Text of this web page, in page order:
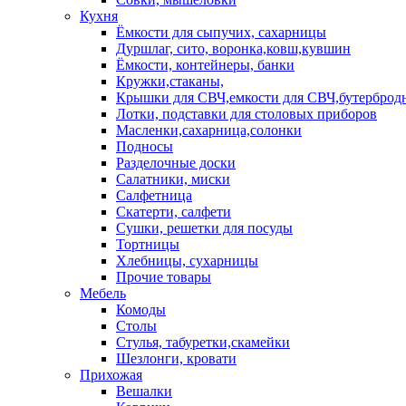
Кухня
Ёмкости для сыпучих, сахарницы
Дуршлаг, сито, воронка,ковш,кувшин
Ёмкости, контейнеры, банки
Кружки,стаканы,
Крышки для СВЧ,емкости для
Лотки, подставки для столовых приборов
Масленки,сахарница,солонки
Подносы
Разделочные доски
Салатники, миски
Салфетница
Скатерти, салфети
Сушки, решетки для посуды
Тортницы
Хлебницы, сухарницы
Прочие товары
Мебель
Комоды
Столы
Стулья, табуретки,скамейки
Шезлонги, кровати
Прихожая
Вешалки